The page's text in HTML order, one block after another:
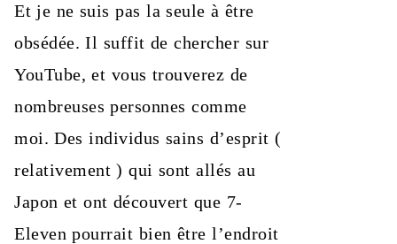
Et je ne suis pas la seule à être
obsédée. Il suffit de chercher sur
YouTube, et vous trouverez de
nombreuses personnes comme
moi. Des individus sains d’esprit (
relativement ) qui sont allés au
Japon et ont découvert que 7-
Eleven pourrait bien être l’endroit